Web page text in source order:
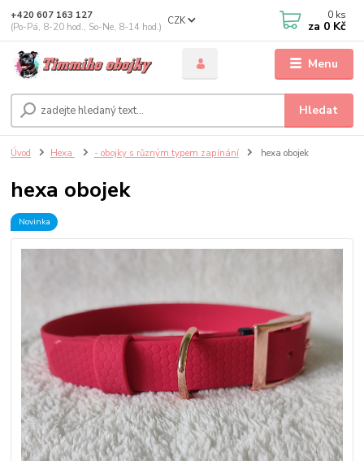
Menu
CZK
Hledat
+420 607 163 127
(Po-Pá, 8-20 hod., So-Ne, 8-14 hod.)
0 ks
za 0 Kč
Úvod Hexa - obojky s různým typem zapínání hexa obojek
hexa obojek
Novinka